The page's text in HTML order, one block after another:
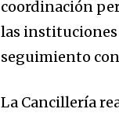
coordinación
las instituciones
seguimiento
La Cancillería